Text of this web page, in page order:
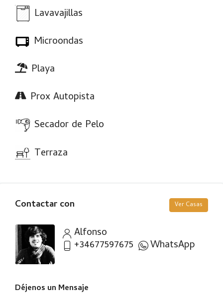
Lavavajillas
Microondas
Playa
Prox Autopista
Secador de Pelo
Terraza
Contactar con Ver Casas
Alfonso
+34677597675 WhatsApp
Déjenos un Mensaje